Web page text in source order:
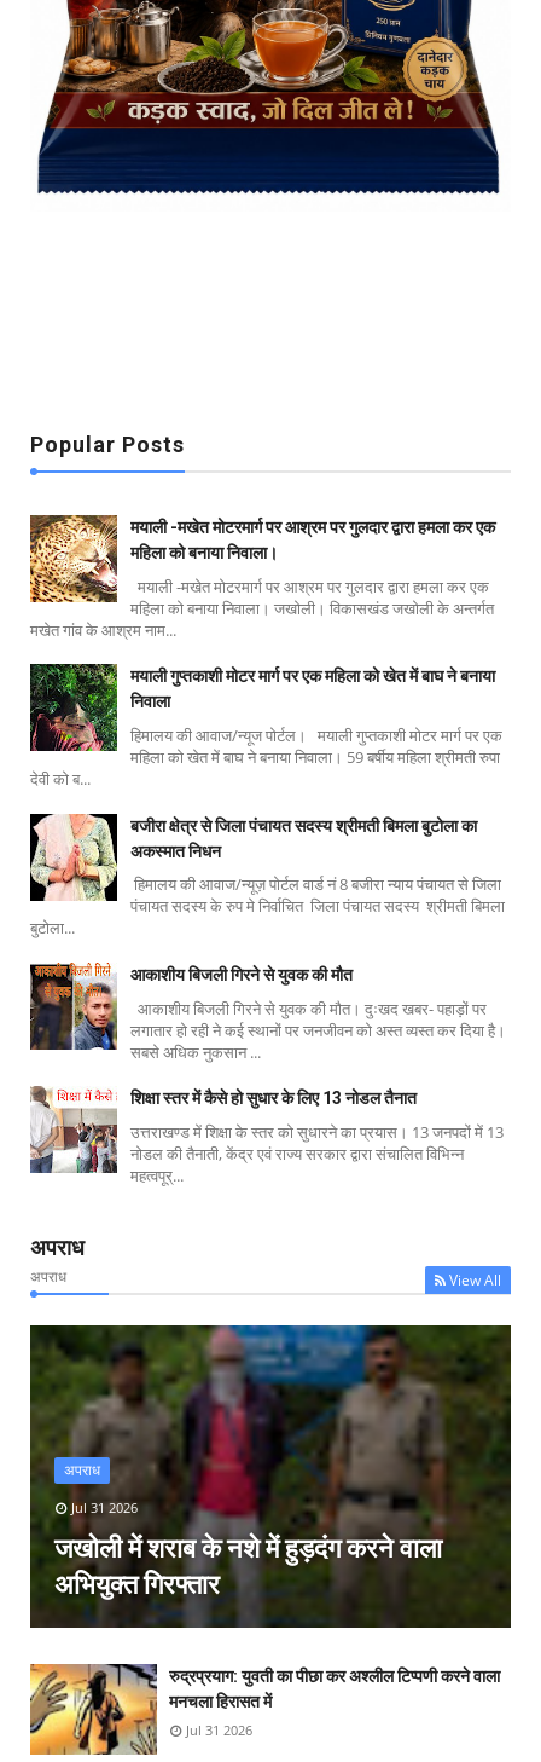
Popular Posts
मयाली -मखेत मोटरमार्ग पर आश्रम पर गुलदार द्वारा हमला कर एक
महिला को बनाया निवाला।
मयाली -मखेत मोटरमार्ग पर आश्रम पर गुलदार द्वारा हमला कर एक
महिला को बनाया निवाला। जखोली। विकासखंड जखोली के अन्तर्गत
मखेत गांव के आश्रम नाम...
मयाली गुप्तकाशी मोटर मार्ग पर एक महिला को खेत में बाघ ने बनाया
निवाला
हिमालय की आवाज/न्यूज पोर्टल। मयाली गुप्तकाशी मोटर मार्ग पर एक
महिला को खेत में बाघ ने बनाया निवाला। 59 बर्षीय महिला श्रीमती रुपा
देवी को ब...
बजीरा क्षेत्र से जिला पंचायत सदस्य श्रीमती बिमला बुटोला का
अकस्मात निधन
हिमालय की आवाज/न्यूज़ पोर्टल वार्ड नं 8 बजीरा न्याय पंचायत से जिला
पंचायत सदस्य के रुप मे निर्वाचित जिला पंचायत सदस्य श्रीमती बिमला
बुटोला...
आकाशीय बिजली गिरने से युवक की मौत
आकाशीय बिजली गिरने से युवक की मौत। दुःखद खबर- पहाड़ों पर
लगातार हो रही ने कई स्थानों पर जनजीवन को अस्त व्यस्त कर दिया है।
सबसे अधिक नुकसान ...
शिक्षा स्तर में कैसे हो सुधार के लिए 13 नोडल तैनात
उत्तराखण्ड में शिक्षा के स्तर को सुधारने का प्रयास। 13 जनपदों में 13
नोडल की तैनाती, केंद्र एवं राज्य सरकार द्वारा संचालित विभिन्न
महत्वपूर्...
अपराध
अपराध View All
अपराध
Jul 31 2026
जखोली में शराब के नशे में हुड़दंग करने वाला
अभियुक्त गिरफ्तार
रुद्रप्रयाग: युवती का पीछा कर अश्लील टिप्पणी करने वाला
मनचला हिरासत में
Jul 31 2026